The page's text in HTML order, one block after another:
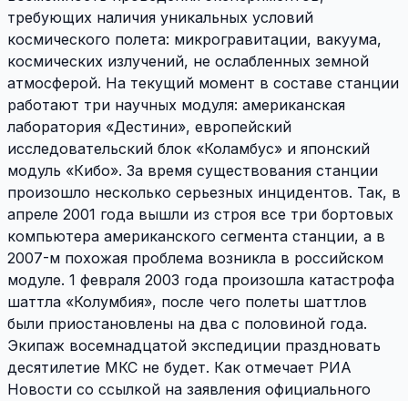
требующих наличия уникальных условий
космического полета: микрогравитации, вакуума,
космических излучений, не ослабленных земной
атмосферой. На текущий момент в составе станции
работают три научных модуля: американская
лаборатория «Дестини», европейский
исследовательский блок «Коламбус» и японский
модуль «Кибо». За время существования станции
произошло несколько серьезных инцидентов. Так, в
апреле 2001 года вышли из строя все три бортовых
компьютера американского сегмента станции, а в
2007-м похожая проблема возникла в российском
модуле. 1 февраля 2003 года произошла катастрофа
шаттла «Колумбия», после чего полеты шаттлов
были приостановлены на два с половиной года.
Экипаж восемнадцатой экспедиции праздновать
десятилетие МКС не будет. Как отмечает РИА
Новости со ссылкой на заявления официального